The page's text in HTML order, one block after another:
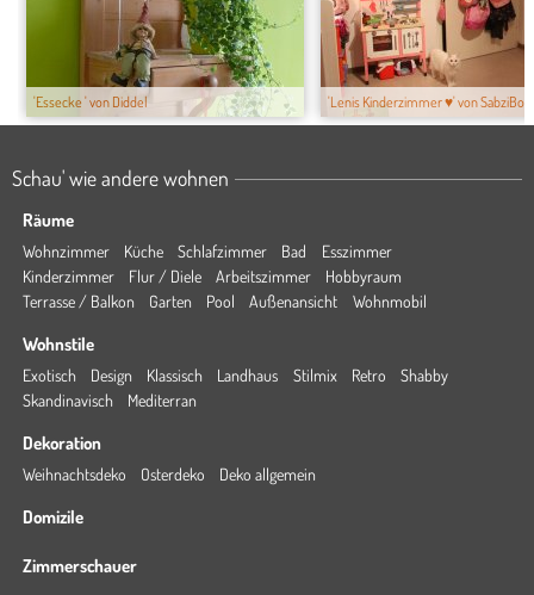
'Essecke ' von Diddel 'Lenis Kinderzimmer ♥' von
Schau' wie andere wohnen
Räume
Wohnzimmer Küche Schlafzimmer Bad
Esszimmer
Kinderzimmer
Flur / Diele Arbeitszimmer
Hobbyraum
Terrasse / Balkon
Garten Pool Außenansicht Wohnmobil
Wohnstile
Exotisch Design Klassisch Landhaus Stilmix Retro
Shabby
Skandinavisch
Mediterran
Dekoration
Weihnachtsdeko Osterdeko Deko allgemein
Domizile
Zimmerschauer